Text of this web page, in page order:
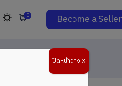
0 Become a Seller
ปิดหน้าต่าง X